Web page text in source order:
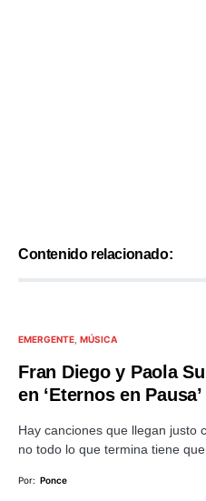
Contenido relacionado:
EMERGENTE MÚSICA
Fran Diego y Paola
en ‘Eternos en Pausa’
Hay canciones que llegan justo
no todo lo que termina tiene
Por: Ponce